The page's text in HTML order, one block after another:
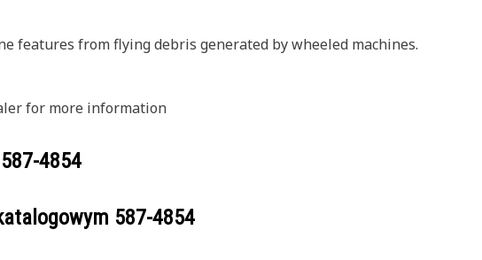
features from flying debris generated by wheeled machines.
for more information
587-4854
587-4854